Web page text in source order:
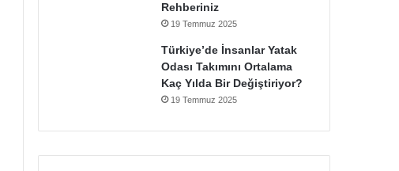
Rehberiniz
19 Temmuz 2025
Türkiye’de İnsanlar Yatak
Odası Takımını Ortalama
Kaç Yılda Bir Değiştiriyor?
19 Temmuz 2025